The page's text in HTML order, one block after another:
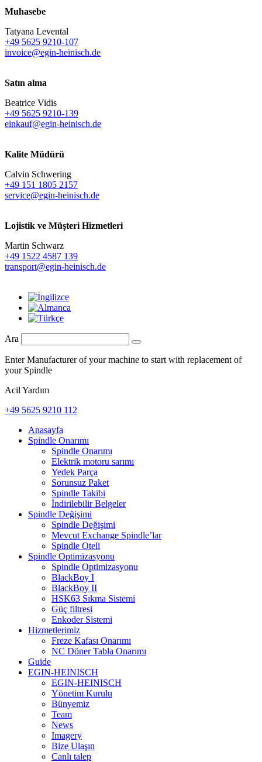
Muhasebe
Tatyana Levental
+49 5625 9210-107
invoice@egin-heinisch.de
Satın alma
Beatrice Vidis
+49 5625 9210-139
einkauf@egin-heinisch.de
Kalite Müdürü
Calvin Schwering
+49 151 1805 2157
service@egin-heinisch.de
Lojistik ve Müşteri Hizmetleri
Martin Schwarz
+49 1522 4587 139
transport@egin-heinisch.de
Ara
Enter Manufacturer of your machine to start with replacement of
your Spindle
Acil Yardım
+49 5625 9210 112
Anasayfa
Spindle Onarımı
Spindle Onarımı
Elektrik motoru sarımı
Yedek Parça
Sorunsuz Paket
Spindle Takibi
İndirilebilir Belgeler
Spindle Değişimi
Spindle Değişimi
Mevcut Exchange Spindle’lar
Spindle Oteli
Spindle Optimizasyonu
Spindle Optimizasyonu
BlackBoy I
BlackBoy II
HSK63 Sıkma Sistemi
Güç filtresi
Enkoder Sistemi
Hizmetlerimiz
Freze Kafası Onarımı
NC Döner Tabla Onarımı
Guide
EGIN-HEINISCH
EGIN-HEINISCH
Yönetim Kurulu
Bünyemiz
Team
News
Imagery
Bize Ulaşın
Canlı talep